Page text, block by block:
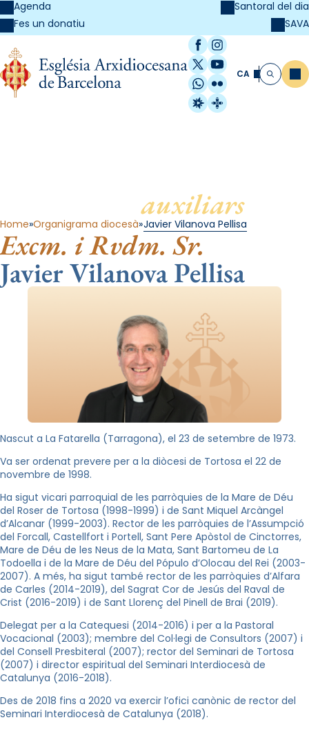
Agenda
Fes un donatiu
Santoral del dia
SAVA
Facebook
Instagram
X / Twitter
YouTube
WhatsApp
Flickr
Radio Estel
Catalunya
CA Cerca
Bisbesauxiliars
Home Organigrama diocesà Javier Vilanova Pellisa
Excm. i Rvdm. Sr.
Javier Vilanova Pellisa
Nascut a La Fatarella (Tarragona), el 23 de setembre de 1973.
Va ser ordenat prevere per a la diòcesi de Tortosa el 22 de
novembre de 1998.
Ha sigut vicari parroquial de les parròquies de la Mare de Déu
del Roser de Tortosa (1998-1999) i de Sant Miquel Arcàngel
d’Alcanar (1999-2003). Rector de les parròquies de l’Assumpció
del Forcall, Castellfort i Portell, Sant Pere Apòstol de Cinctorres,
Mare de Déu de les Neus de la Mata, Sant Bartomeu de La
Todoella i de la Mare de Déu del Pópulo d’Olocau del Rei (2003-
2007). A més, ha sigut també rector de les parròquies d’Alfara
de Carles (2014-2019), del Sagrat Cor de Jesús del Raval de
Crist (2016-2019) i de Sant Llorenç del Pinell de Brai (2019).
Delegat per a la Catequesi (2014-2016) i per a la Pastoral
Vocacional (2003); membre del Col·legi de Consultors (2007) i
del Consell Presbiteral (2007); rector del Seminari de Tortosa
(2007) i director espiritual del Seminari Interdiocesà de
Catalunya (2016-2018).
Des de 2018 fins a 2020 va exercir l’ofici canònic de rector del
Seminari Interdiocesà de Catalunya (2018).